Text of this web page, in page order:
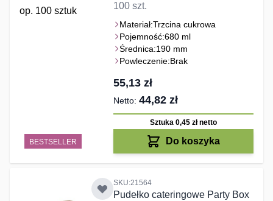
BESTSELLER
100 szt.
Materiał:Trzcina cukrowa
Pojemność:680 ml
Średnica:190 mm
Powleczenie:Brak
55,13 zł
44,82 zł
Sztuka 0,45 złnetto
Do koszyka
SKU:21564
Pudełko cateringowe Party Box